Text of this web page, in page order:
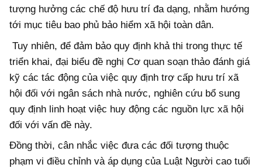
tượng hưởng các chế độ hưu trí đa dạng, nhằm hướng
tới mục tiêu bao phủ bảo hiểm xã hội toàn dân.
Tuy nhiên, để đảm bảo quy định khả thi trong thực tế
triển khai, đại biểu đề nghị Cơ quan soạn thảo đánh giá
kỹ các tác động của việc quy định trợ cấp hưu trí xã
hội đối với ngân sách nhà nước, nghiên cứu bổ sung
quy định linh hoạt việc huy động các nguồn lực xã hội
đối với vấn đề này.
Đồng thời, cân nhắc việc đưa các đối tượng thuộc
phạm vi điều chỉnh và áp dụng của Luật Người cao tuổi